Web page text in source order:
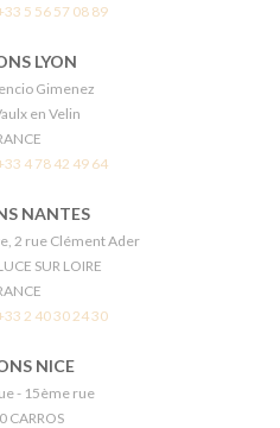
5 56 57 08 89
LYON
Gimenez
en Velin
4 78 42 49 64
NANTES
2 rue Clément Ader
SUR LOIRE
2 40 30 24 30
NICE
- 15ème rue
CARROS